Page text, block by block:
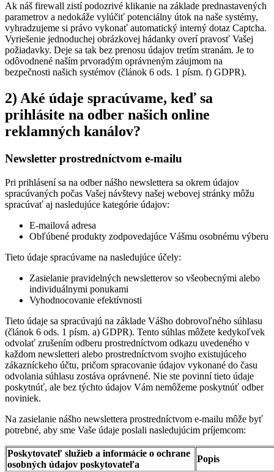
Ak náš firewall zistí podozrivé klikanie na základe prednastavených
parametrov a nedokáže vylúčiť potenciálny útok na naše systémy,
vyhradzujeme si právo vykonať automatický interný dotaz Captcha.
Vyriešenie jednoduchej obrázkovej hádanky overí pravosť Vašej
požiadavky. Deje sa tak bez prenosu údajov tretím stranám. Je to
odôvodnené naším prvoradým oprávneným záujmom na
bezpečnosti našich systémov (článok 6 ods. 1 písm. f) GDPR).
2) Aké údaje spracúvame, keď sa
prihlásite na odber našich online
reklamných kanálov?
Newsletter prostredníctvom e-mailu
Pri prihlásení sa na odber nášho newslettera sa okrem údajov
spracúvaných počas Vašej návštevy našej webovej stránky môžu
spracúvať aj nasledujúce kategórie údajov:
E-mailová adresa
Obľúbené produkty zodpovedajúce Vášmu osobnému výberu
Tieto údaje spracúvame na nasledujúce účely:
Zasielanie pravidelných newsletterov so všeobecnými alebo
individuálnymi ponukami
Vyhodnocovanie efektívnosti
Tieto údaje sa spracúvajú na základe Vášho dobrovoľného súhlasu
(článok 6 ods. 1 písm. a) GDPR). Tento súhlas môžete kedykoľvek
odvolať zrušením odberu prostredníctvom odkazu uvedeného v
každom newsletteri alebo prostredníctvom svojho existujúceho
zákazníckeho účtu, pričom spracovanie údajov vykonané do času
odvolania súhlasu zostáva oprávnené. Nie ste povinní tieto údaje
poskytnúť, ale bez týchto údajov Vám nemôžeme poskytnúť odber
noviniek.
Na zasielanie nášho newslettera prostredníctvom e-mailu môže byť
potrebné, aby sme Vaše údaje poslali nasledujúcim príjemcom:
Poskytovateľ služieb a informácie o ochrane
osobných údajov poskytovateľa
Popis